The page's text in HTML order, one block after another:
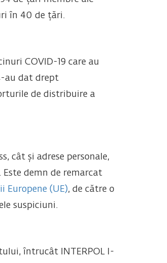
în 40 de țări.
COVID-19 care au
au dat drept
de distribuire a
cât și adrese personale,
demn de remarcat
Europene (UE), de către o
suspiciuni.
întrucât INTERPOL l-